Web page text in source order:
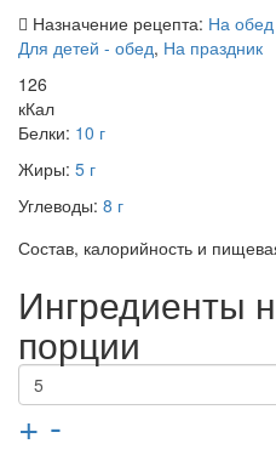
Назначение рецепта: На
Для детей - обед, На праздник
126
кКал
Белки: 10 г
Жиры: 5 г
Углеводы: 8 г
Состав, калорийность и
Ингредиенты
порции
+ -